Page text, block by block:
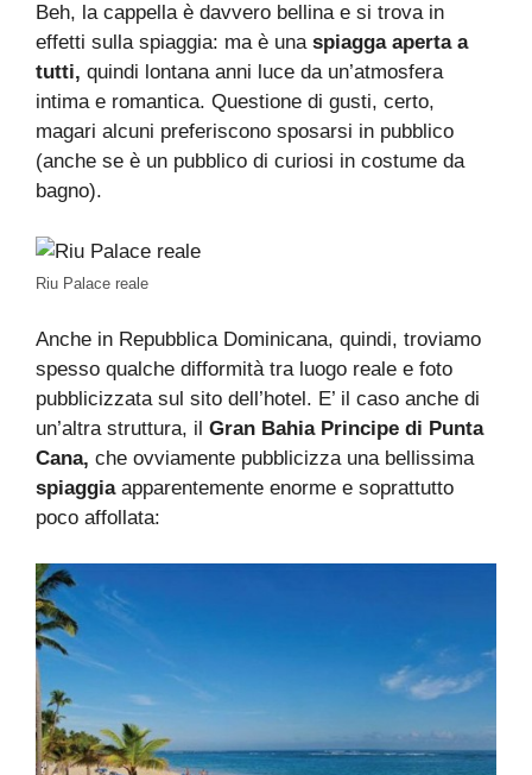
Beh, la cappella è davvero bellina e si trova in
effetti sulla spiaggia: ma è una spiagga aperta a
tutti, quindi lontana anni luce da un’atmosfera
intima e romantica. Questione di gusti, certo,
magari alcuni preferiscono sposarsi in pubblico
(anche se è un pubblico di curiosi in costume da
bagno).
Riu Palace reale
Anche in Repubblica Dominicana, quindi, troviamo
spesso qualche difformità tra luogo reale e foto
pubblicizzata sul sito dell’hotel. E’ il caso anche di
un’altra struttura, il Gran Bahia Principe di Punta
Cana, che ovviamente pubblicizza una bellissima
spiaggiaapparentemente enorme e soprattutto
poco affollata: